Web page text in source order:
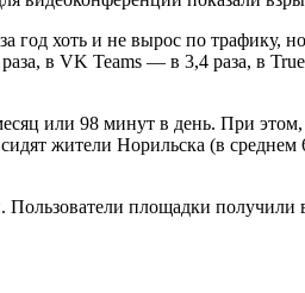
хоть и не вырос по трафику,
в VK Teams — в 3,4 раза, в
или 98 минут в день. При
жители Норильска (в среднем
площадки получили